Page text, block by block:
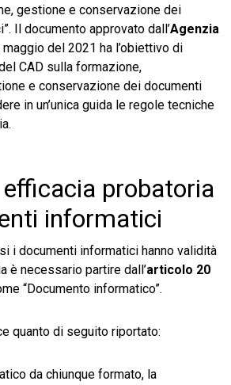
gestione e conservazione dei
Il documento approvato dall’Agenzia
maggio del 2021 ha l’obiettivo di
CAD sulla formazione,
e conservazione dei documenti
in un’unica guida le regole tecniche
probatoria
informatici
i documenti informatici hanno validità
è necessario partire dall’articolo 20
“Documento informatico”.
quanto di seguito riportato:
da chiunque formato, la